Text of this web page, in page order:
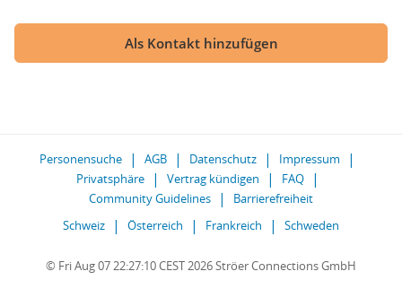
Als Kontakt hinzufügen
Personensuche AGB Datenschutz
Impressum
Privatsphäre
Vertrag kündigen
FAQ
Community Guidelines
Barrierefreiheit
Schweiz
Österreich Frankreich Schweden
© Fri Aug 07 22:27:10 CEST 2026 Ströer Connections GmbH